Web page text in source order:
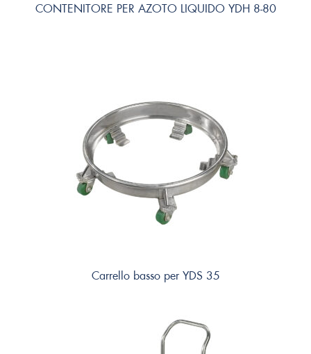
CONTENITORE PER AZOTO LIQUIDO YDH 8-80
Carrello basso per YDS 35